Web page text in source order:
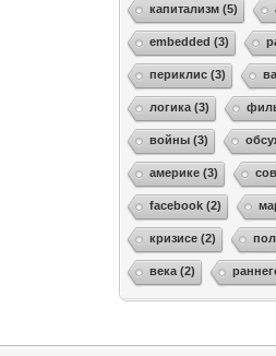
капитализм (5)
embedded (3)
периклис (3)
логика (3)
войны (3)
америке (3)
facebook (2)
кризисе (2)
века (2)